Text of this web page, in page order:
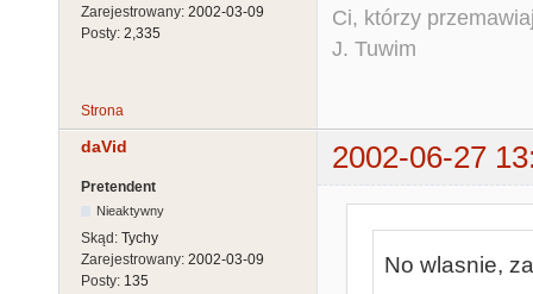
Zarejestrowany: 2002-03-09
Posty: 2,335
Ci, którzy
J. Tuwim
Strona
daVid 2002-06-27
Pretendent
Nieaktywny
Skąd: Tychy
Zarejestrowany: 2002-03-09
Posty: 135
No wlasnie,